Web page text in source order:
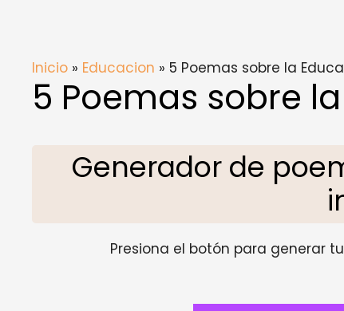
Inicio » Educacion » 5 Poemas sobre la
5 Poemas sobre
Generador de
Presiona el botón para generar